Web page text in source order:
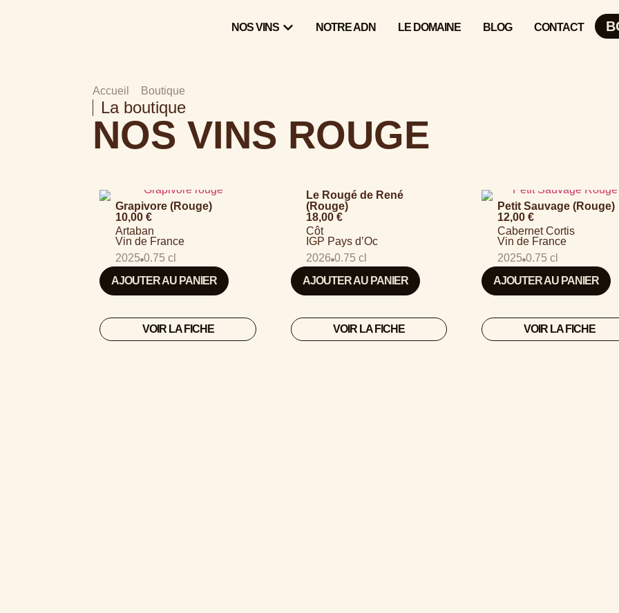
NOS VINS NOTRE ADN LE DOMAINE BLOG CONTACT
Accueil Boutique
La boutique
NOS VINS ROUGE
Grapivore (Rouge)
10,00€
Artaban
Vin de France
2025 0.75 cl
AJOUTER AU PANIER
VOIR LA FICHE
Le Rougé de René
(Rouge)
18,00€
Côt
IGP Pays d’Oc
2026 0.75 cl
AJOUTER AU PANIER
VOIR LA FICHE
Petit Sauvage (Rouge)
12,00 €
Cabernet Cortis
Vin de France
2025 0.75 cl
AJOUTER AU PANIER
VOIR LA FICHE